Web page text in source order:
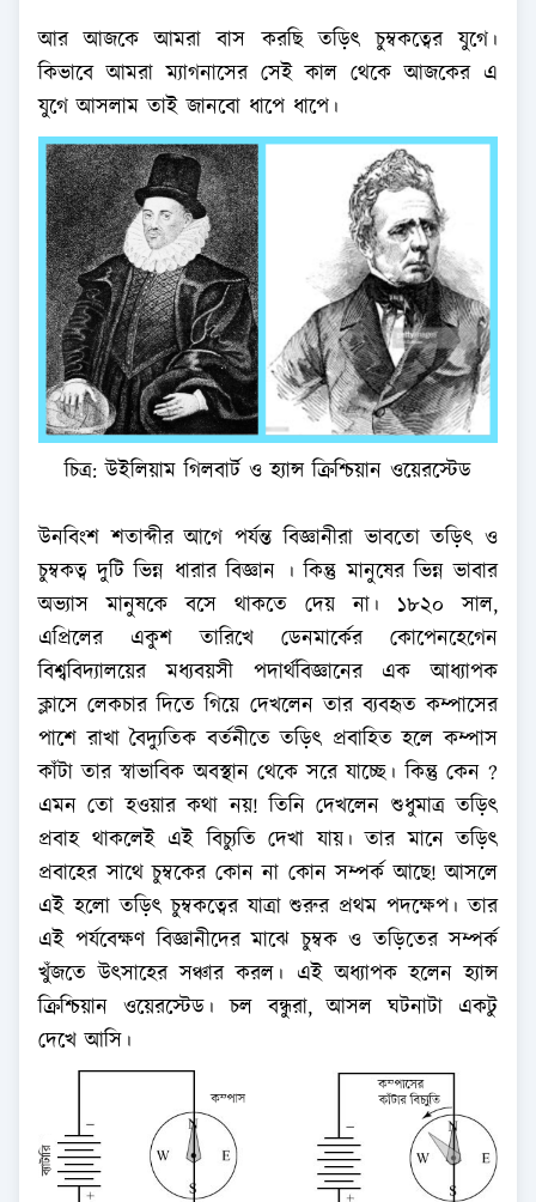
আর আজকে আমরা বাস করছি তড়িৎ চুম্বকত্বের যুগে।
কিভাবে আমরা ম্যাগনাসের সেই কাল থেকে আজকের এ
যুগে আসলাম তাই জানবো ধাপে ধাপে।
চিত্র: উইলিয়াম গিলবার্ট ও হ্যান্স ক্রিশ্চিয়ান ওয়েরস্টেড
উনবিংশ শতাব্দীর আগে পর্যন্ত বিজ্ঞানীরা ভাবতো তড়িৎ ও
চুম্বকত্ব দুটি ভিন্ন ধারার বিজ্ঞান । কিন্তু মানুষের ভিন্ন ভাবার
অভ্যাস মানুষকে বসে থাকতে দেয় না। ১৮২০ সাল,
এপ্রিলের একুশ তারিখে ডেনমার্কের কোপেনহেগেন
বিশ্ববিদ্যালয়ের মধ্যবয়সী পদার্থবিজ্ঞানের এক আধ্যাপক
ক্লাসে লেকচার দিতে গিয়ে দেখলেন তার ব্যবহৃত কম্পাসের
পাশে রাখা বৈদ্যুতিক বর্তনীতে তড়িৎ প্রবাহিত হলে কম্পাস
কাঁটা তার স্বাভাবিক অবস্থান থেকে সরে যাচ্ছে। কিন্তু কেন ?
এমন তো হওয়ার কথা নয়! তিনি দেখলেন শুধুমাত্র তড়িৎ
প্রবাহ থাকলেই এই বিচ্যুতি দেখা যায়। তার মানে তড়িৎ
প্রবাহের সাথে চুম্বকের কোন না কোন সম্পর্ক আছে! আসলে
এই হলো তড়িৎ চুম্বকত্বের যাত্রা শুরুর প্রথম পদক্ষেপ। তার
এই পর্যবেক্ষণ বিজ্ঞানীদের মাঝে চুম্বক ও তড়িতের সম্পর্ক
খুঁজতে উৎসাহের সঞ্চার করল। এই অধ্যাপক হলেন হ্যান্স
ক্রিশ্চিয়ান ওয়েরস্টেড। চল বন্ধুরা, আসল ঘটনাটা একটু
দেখে আসি।